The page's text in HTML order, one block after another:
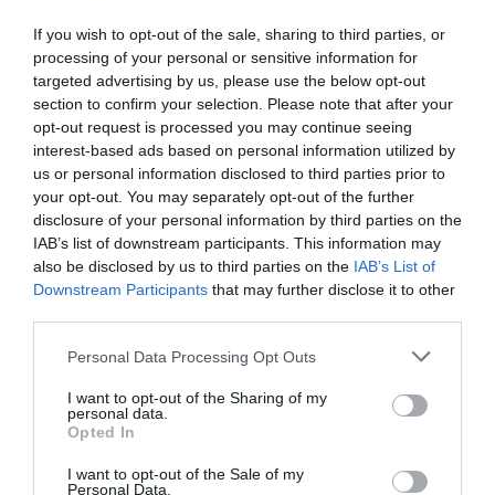
If you wish to opt-out of the sale, sharing to third parties, or
processing of your personal or sensitive information for
targeted advertising by us, please use the below opt-out
section to confirm your selection. Please note that after your
opt-out request is processed you may continue seeing
interest-based ads based on personal information utilized by
us or personal information disclosed to third parties prior to
your opt-out. You may separately opt-out of the further
disclosure of your personal information by third parties on the
IAB’s list of downstream participants. This information may
also be disclosed by us to third parties on the IAB’s List of
Downstream Participants that may further disclose it to other
Please note that this website/app uses one or more Google
not limited to your visit or usage behaviour. You may click to
grant or deny consent to Google and its third-party tags to
use your data for below specified purposes in below Google
consent section.
Personal Data Processing Opt Outs
I want to opt-out of the Sharing of my
personal data.
Opted In
I want to opt-out of the Sale of my
Personal Data.
Попередньо жертв не виявлено.
Ситуація перебуває під особистим
контролем. Звертаюся до всіх
закарпатців та гостей регіону: під час
сигналу повітряної тривоги негайно
йдіть в укриття. Не знімайте і не
публікуйте фото- та відеоматеріал про
наслідки влучання ракет.
Közzétette:Віктор Микита - голова
Закарпатської ОДА– 2022. május 3.,
kedd
Korábban már többször volt légiriadó